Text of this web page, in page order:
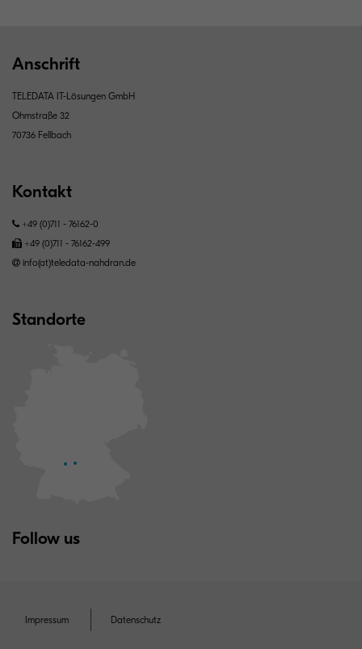
Anschrift
TELEDATA IT-Lösungen GmbH
Ohmstraße 32
70736 Fellbach
Kontakt
+49 (0)711 - 76162-0
+49 (0)711 - 76162-499
info(at)teledata-nahdran.de
Standorte
Follow us
Impressum Datenschutz